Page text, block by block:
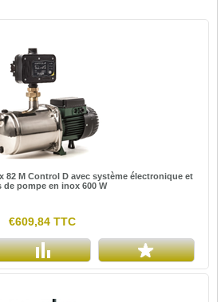
82 M Control D avec système électronique et
de pompe en inox 600 W
€609,84 TTC